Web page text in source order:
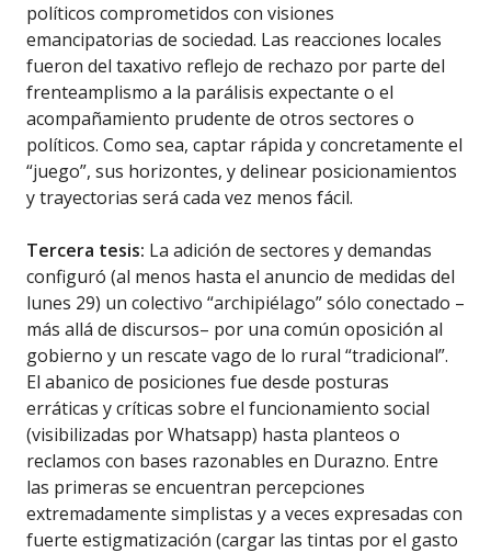
políticos comprometidos con visiones
emancipatorias de sociedad. Las reacciones locales
fueron del taxativo reflejo de rechazo por parte del
frenteamplismo a la parálisis expectante o el
acompañamiento prudente de otros sectores o
políticos. Como sea, captar rápida y concretamente el
“juego”, sus horizontes, y delinear posicionamientos
y trayectorias será cada vez menos fácil.
Tercera tesis: La adición de sectores y demandas
configuró (al menos hasta el anuncio de medidas del
lunes 29) un colectivo “archipiélago” sólo conectado –
más allá de discursos– por una común oposición al
gobierno y un rescate vago de lo rural “tradicional”.
El abanico de posiciones fue desde posturas
erráticas y críticas sobre el funcionamiento social
(visibilizadas por Whatsapp) hasta planteos o
reclamos con bases razonables en Durazno. Entre
las primeras se encuentran percepciones
extremadamente simplistas y a veces expresadas con
fuerte estigmatización (cargar las tintas por el gasto